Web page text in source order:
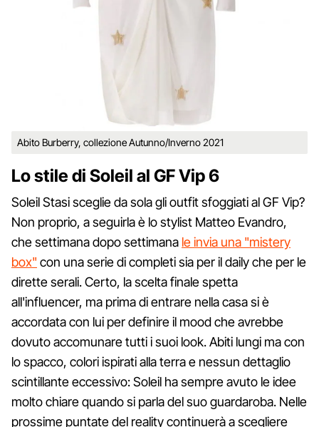
Abito Burberry, collezione Autunno/Inverno 2021
Lo stile di Soleil al GF Vip 6
Soleil Stasi sceglie da sola gli outfit sfoggiati al GF Vip?
Non proprio, a seguirla è lo stylist Matteo Evandro,
che settimana dopo settimana le invia una "mistery
box" con una serie di completi sia per il daily che per le
dirette serali. Certo, la scelta finale spetta
all'influencer, ma prima di entrare nella casa si è
accordata con lui per definire il mood che avrebbe
dovuto accomunare tutti i suoi look. Abiti lungi ma con
lo spacco, colori ispirati alla terra e nessun dettaglio
scintillante eccessivo: Soleil ha sempre avuto le idee
molto chiare quando si parla del suo guardaroba. Nelle
prossime puntate del reality continuerà a scegliere